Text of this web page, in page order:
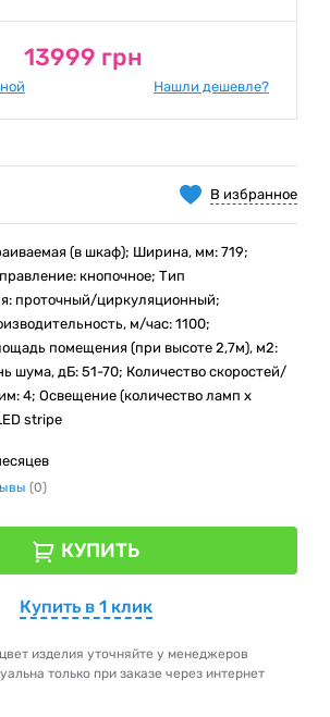
13999 грн
Нашли дешевле?
В избранное
(в шкаф); Ширина, мм: 719;
кнопочное; Тип
проточный/циркуляционный;
м/час: 1100;
помещения (при высоте 2,7м), м2:
шума, дБ: 51-70; Количество скоростей/
4; Освещение (количество ламп x
stripe
(0)
КУПИТЬ
Купить в 1 клик
изделия уточняйте у менеджеров
только при заказе через интернет